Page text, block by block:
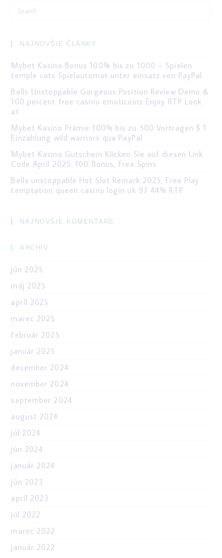
Search
for:
NAJNOVŠIE ČLÁNKY
Mybet Kasino Bonus 100% bis zu 1000 – Spielen
temple cats Spielautomat unter einsatz von PayPal
Bells Unstoppable Gorgeous Position Review Demo &
100 percent free casino emoticoins Enjoy RTP Look
at
Mybet Kasino Prämie 100% bis zu 500 Vortragen $ 1
Einzahlung wild warriors qua PayPal
Mybet Kasino Gutschein Klicken Sie auf diesen Link
Code April 2025: 100 Bonus, Free Spins
Bells unstoppable Hot Slot Remark 2025, Free Play
temptation queen casino login uk 97 44% RTP
NAJNOVŠIE KOMENTÁRE
ARCHÍV
jún 2025
máj 2025
apríl 2025
marec 2025
február 2025
január 2025
december 2024
november 2024
september 2024
august 2024
júl 2024
jún 2024
január 2024
jún 2023
apríl 2023
júl 2022
marec 2022
január 2022